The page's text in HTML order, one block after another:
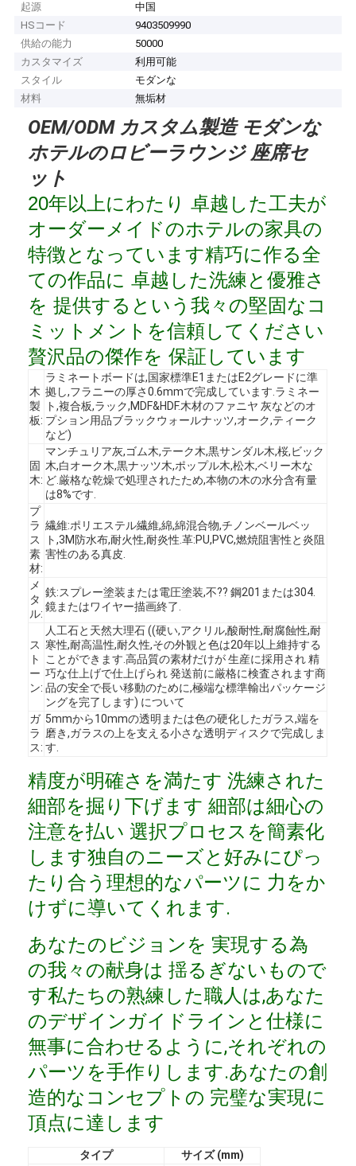
ホーム
製品
ビデオ
VRショー
私たちについて
工場見学
お問い合わせ
ニュース
事例
よくある質問
今雑談しなさい
起源
中国
HSコード
9403509990
供給の能力
50000
カスタマイズ
利用可能
スタイル
モダンな
材料
無垢材
OEM/ODM カスタム製造 モダンな
ホテルのロビーラウンジ 座席セ
ット
20年以上にわたり 卓越した工夫が
オーダーメイドのホテルの家具の
特徴となっています精巧に作る全
ての作品に 卓越した洗練と優雅さ
を 提供するという我々の堅固なコ
ミットメントを信頼してください
贅沢品の傑作を 保証しています
木
製
板:
ラミネートボードは,国家標準E1またはE2グレードに準
拠し,フラニーの厚さ0.6mmで完成しています.ラミネー
ト,複合板,ラック,MDF&HDF.木材のファニヤ 灰などのオ
プション用品ブラックウォールナッツ,オーク,ティーク
など)
固
木:
マンチュリア灰,ゴム木,テーク木,黒サンダル木,桜,ビック
木,白オーク木,黒ナッツ木,ポップル木,松木,ベリー木な
ど.厳格な乾燥で処理されたため,本物の木の水分含有量
は8%です.
プ
ラ
ス
素
材:
繊維:ポリエステル繊維,綿,綿混合物,チノンベールベッ
ト,3M防水布,耐火性,耐炎性.革:PU,PVC,燃焼阻害性と炎阻
害性のある真皮.
メ
タ
ル:
鉄:スプレー塗装または電圧塗装,不?? 鋼201または304.
鏡またはワイヤー描画終了.
ス
ト
ー
ン:
人工石と天然大理石 ((硬い,アクリル,酸耐性,耐腐蝕性,耐
寒性,耐高温性,耐久性,その外観と色は20年以上維持する
ことができます.高品質の素材だけが 生産に採用され 精
巧な仕上げで仕上げられ 発送前に厳格に検査されます商
品の安全で長い移動のために,極端な標準輸出パッケージ
ングを完了します) について
ガ
ラ
ス:
5mmから10mmの透明または色の硬化したガラス,端を
磨き,ガラスの上を支える小さな透明ディスクで完成しま
す.
精度が明確さを満たす 洗練された
細部を掘り下げます 細部は細心の
注意を払い 選択プロセスを簡素化
します独自のニーズと好みにぴっ
たり合う理想的なパーツに 力をか
けずに導いてくれます.
あなたのビジョンを 実現する為
の我々の献身は 揺るぎないもので
す私たちの熟練した職人は,あなた
のデザインガイドラインと仕様に
無事に合わせるように,それぞれの
パーツを手作りします.あなたの創
造的なコンセプトの 完璧な実現に
頂点に達します
タイプ
サイズ (mm)